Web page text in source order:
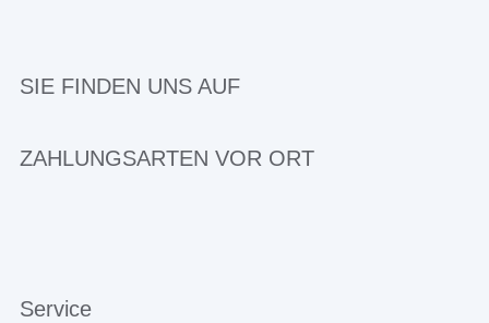
SIE FINDEN UNS AUF
ZAHLUNGSARTEN VOR ORT
Service